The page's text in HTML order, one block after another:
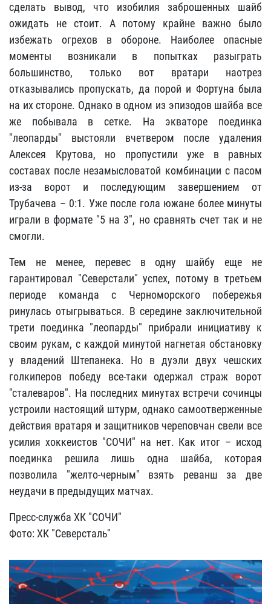
сделать вывод, что изобилия заброшенных шайб
ожидать не стоит. А потому крайне важно было
избежать огрехов в обороне. Наиболее опасные
моменты возникали в попытках разыграть
большинство, только вот вратари наотрез
отказывались пропускать, да порой и Фортуна была
на их стороне. Однако в одном из эпизодов шайба все
же побывала в сетке. На экваторе поединка
"леопарды" выстояли вчетвером после удаления
Алексея Крутова, но пропустили уже в равных
составах после незамысловатой комбинации с пасом
из-за ворот и последующим завершением от
Трубачева – 0:1. Уже после гола южане более минуты
играли в формате "5 на 3", но сравнять счет так и не
смогли.
Тем не менее, перевес в одну шайбу еще не
гарантировал "Северстали" успех, потому в третьем
периоде команда с Черноморского побережья
ринулась отыгрываться. В середине заключительной
трети поединка "леопарды" прибрали инициативу к
своим рукам, с каждой минутой нагнетая обстановку
у владений Штепанека. Но в дуэли двух чешских
голкиперов победу все-таки одержал страж ворот
"сталеваров". На последних минутах встречи сочинцы
устроили настоящий штурм, однако самоотверженные
действия вратаря и защитников череповчан свели все
усилия хоккеистов "СОЧИ" на нет. Как итог – исход
поединка решила лишь одна шайба, которая
позволила "желто-черным" взять реванш за две
неудачи в предыдущих матчах.
Пресс-служба ХК "СОЧИ"
Фото: ХК "Северсталь"